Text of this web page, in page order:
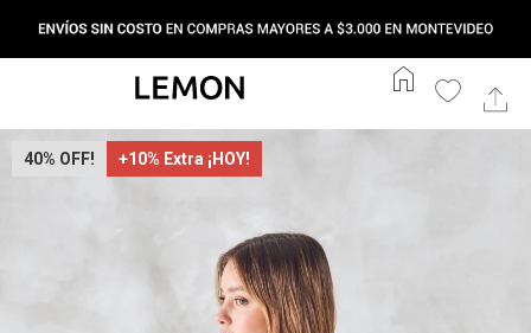
home
40 +10% Extra ¡HOY!